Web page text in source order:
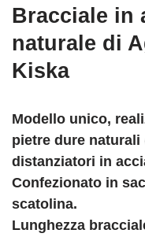
Bracciale in
naturale di
Kiska
Modello unico,
pietre dure
distanziatori in
Confezionato in
scatolina.
Lunghezza